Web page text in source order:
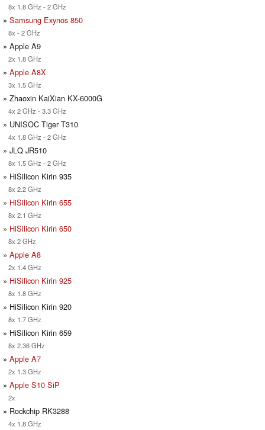
8x 1.8 GHz - 2 GHz
» Samsung Exynos 850
8x - 2 GHz
» Apple A9
2x 1.8 GHz
» Apple A8X
3x 1.5 GHz
» Zhaoxin KaiXian KX-6000G
4x 2 GHz - 3.3 GHz
» UNISOC Tiger T310
4x 1.8 GHz - 2 GHz
» JLQ JR510
8x 1.5 GHz - 2 GHz
» HiSilicon Kirin 935
8x 2.2 GHz
» HiSilicon Kirin 655
8x 2.1 GHz
» HiSilicon Kirin 650
8x 2 GHz
» Apple A8
2x 1.4 GHz
» HiSilicon Kirin 925
8x 1.8 GHz
» HiSilicon Kirin 920
8x 1.7 GHz
» HiSilicon Kirin 659
8x 2.36 GHz
» Apple A7
2x 1.3 GHz
» Apple S10 SiP
2x
» Rockchip RK3288
4x 1.8 GHz